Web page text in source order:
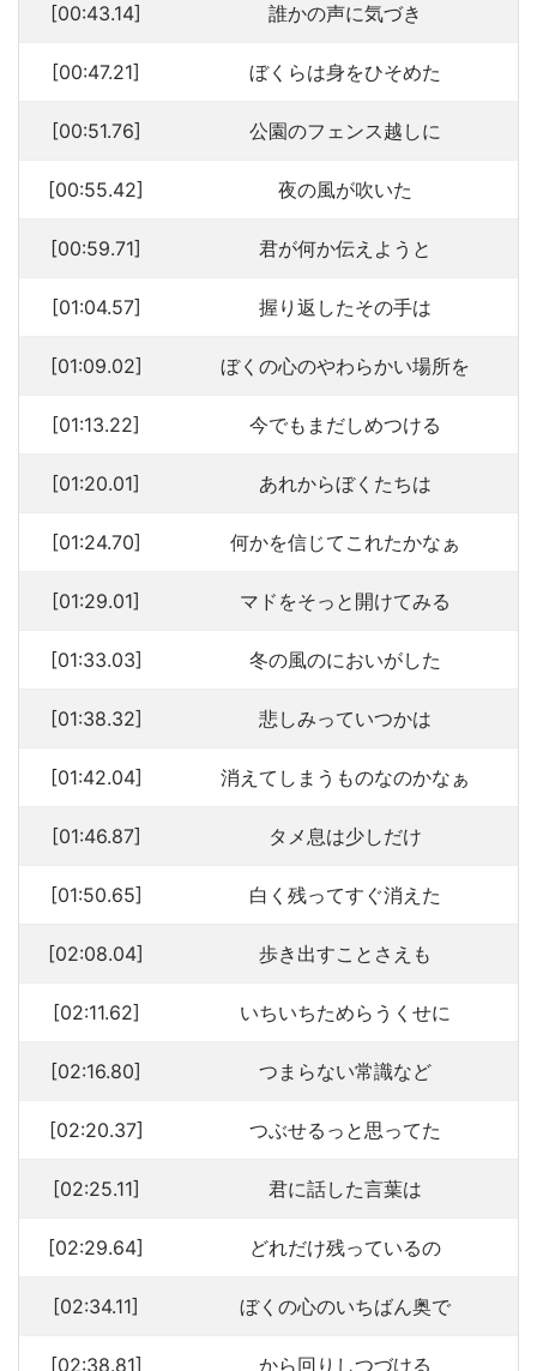
[00:43.14] 誰かの声に気づき
[00:47.21] ぼくらは身をひそめた
[00:51.76] 公園のフェンス越しに
[00:55.42] 夜の風が吹いた
[00:59.71] 君が何か伝えようと
[01:04.57] 握り返したその手は
[01:09.02] ぼくの心のやわらかい場所を
[01:13.22] 今でもまだしめつける
[01:20.01] あれからぼくたちは
[01:24.70] 何かを信じてこれたかなぁ
[01:29.01] マドをそっと開けてみる
[01:33.03] 冬の風のにおいがした
[01:38.32] 悲しみっていつかは
[01:42.04] 消えてしまうものなのかなぁ
[01:46.87] タメ息は少しだけ
[01:50.65] 白く残ってすぐ消えた
[02:08.04] 歩き出すことさえも
[02:11.62] いちいちためらうくせに
[02:16.80] つまらない常識など
[02:20.37] つぶせるっと思ってた
[02:25.11] 君に話した言葉は
[02:29.64] どれだけ残っているの
[02:34.11] ぼくの心のいちばん奥で
[02:38.81] から回りしつづける